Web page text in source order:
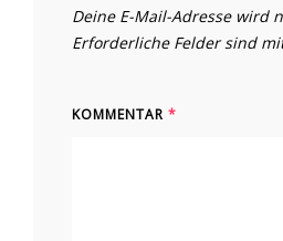
Deine E-Mail-Adresse wird
Erforderliche Felder sind
KOMMENTAR *